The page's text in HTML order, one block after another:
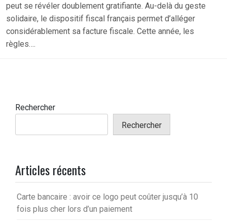
peut se révéler doublement gratifiante. Au-delà du geste
solidaire, le dispositif fiscal français permet d’alléger
considérablement sa facture fiscale. Cette année, les
règles….
Rechercher
Rechercher
Articles récents
Carte bancaire : avoir ce logo peut coûter jusqu’à 10
fois plus cher lors d’un paiement